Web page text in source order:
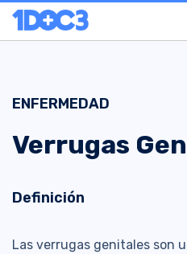
ENFERMEDAD
Verrugas
Definición
Las verrugas genitales son